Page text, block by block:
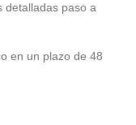
detalladas paso a
en un plazo de 48